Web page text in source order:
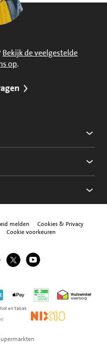
Bekijk de veelgestelde
op.
melden
Cookies & Privacy
Cookie voorkeuren
Pinterest
Jumbo Twitter
Jumbo YouTube
Express
Apple Pay Thuiswinkel
en tabak
NIX18